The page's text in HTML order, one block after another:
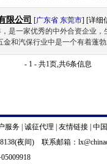
限公司 [广东省 东莞市] [详细
是一家优秀的中外合资企业，
金和汽保行业中是一个有着蓬
- 1 - 共1页,共6条信息
服务 诚征代理 友情链接 中
夜间) 联系邮箱：